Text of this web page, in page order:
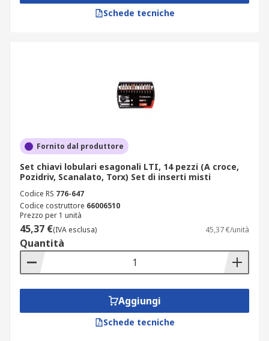
Schede tecniche
Fornito dal produttore
Set chiavi lobulari esagonali LTI, 14 pezzi (A croce,
Pozidriv, Scanalato, Torx) Set di inserti misti
Codice RS 776-647
Codice costruttore 66006510
Prezzo per 1 unità
45,37 €(IVA esclusa) 45,37 €/unità
Quantità
Aggiungi
Schede tecniche